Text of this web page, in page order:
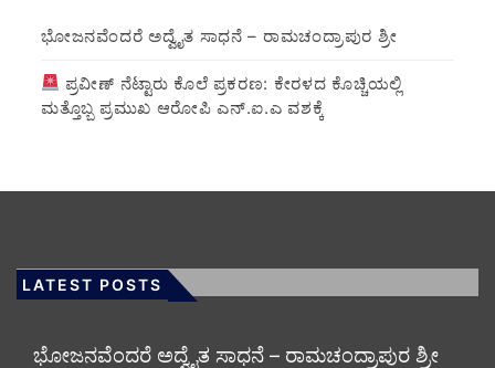
ಭೋಜನವೆಂದರೆ ಅದ್ವೈತ ಸಾಧನೆ – ರಾಮಚಂದ್ರಾಪುರ ಶ್ರೀ
ಪ್ರವೀಣ್ ನೆಟ್ಟಾರು ಕೊಲೆ ಪ್ರಕರಣ: ಕೇರಳದ ಕೊಚ್ಚಿಯಲ್ಲಿ
ಮತ್ತೊಬ್ಬ ಪ್ರಮುಖ ಆರೋಪಿ ಎನ್.ಐ.ಎ ವಶಕ್ಕೆ
LATEST POSTS
ಭೋಜನವೆಂದರೆ ಅದ್ವೈತ ಸಾಧನೆ – ರಾಮಚಂದ್ರಾಪುರ ಶ್ರೀ